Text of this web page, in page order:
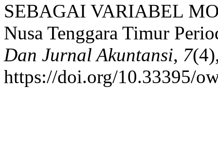
SEBAGAI VARIABEL
Nusa Tenggara Timur
Dan Jurnal Akuntansi, 7
https://doi.org/10.33395/